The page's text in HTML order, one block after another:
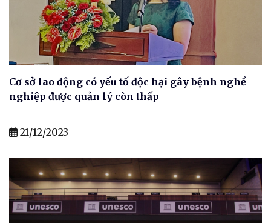
Cơ sở lao động có yếu tố độc hại gây bệnh nghề
nghiệp được quản lý còn thấp
21/12/2023